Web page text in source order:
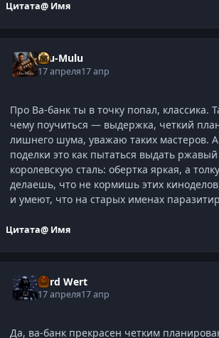
Цитата@ Имя
Ulu-Mulu
17 апреля17 апр
Про Ва-банк ты в точку попал, классика.
чему поучиться — выдержка, четкий
лишнего шума, уважаю таких мастеров.
поделки это как пытаться выдать
королевскую сталь: обертка яркая, а
делаешь, что не кормишь этих
и умеют, что на старых именах
Цитата@ Имя
Lord Wert
17 апреля17 апр
Да, ва-банк прекрасен четким